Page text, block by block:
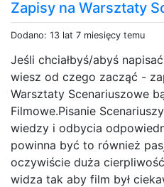
Zapisy na Warsztaty
Dodano: 13 lat 7 miesięcy temu
Jeśli chciałbyś/abyś
wiesz od czego zacząć -
Warsztaty Scenariuszowe
Filmowe.Pisanie
wiedzy i odbycia
powinna być to również
oczywiście duża
widza tak aby film był